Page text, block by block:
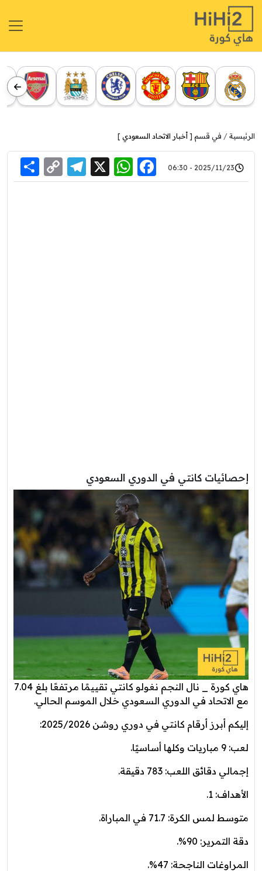
الرئيسية في قسم [ أخبار الاتحاد السعودي ]
2025/11/23 - 06:30
Facebook
WhatsApp
X
Link
إحصائيات كانتي في الدوري السعودي
هاي كورة _ نال النجم نغولو كانتي تقييمًا مرتفعًا بلغ 7.04
مع الاتحاد في الدوري السعودي خلال الموسم الحالي.
إليكم أبرز أرقام كانتي في دوري روشن 2025/2026:
لعب: 9 مباريات وكلها أساسيًا.
إجمالي دقائق اللعب: 783 دقيقة.
الأهداف: 1.
متوسط لمس الكرة: 71.7 في المباراة.
دقة التمرير: 90%.
المراوغات الناجحة: 47%.